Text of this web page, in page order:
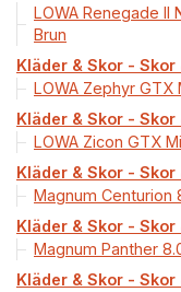
LOWA Renegade II
Brun
Kläder & Skor - Skor
LOWA Zephyr GTX
Kläder & Skor - Skor
LOWA Zicon GTX
Kläder & Skor - Skor
Magnum Centurion
Kläder & Skor - Skor
Magnum Panther
Kläder & Skor - Skor